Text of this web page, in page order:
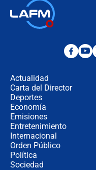
Actualidad
Carta del Director
Deportes
Economía
Emisiones
Entretenimiento
Internacional
Orden Público
Política
Sociedad